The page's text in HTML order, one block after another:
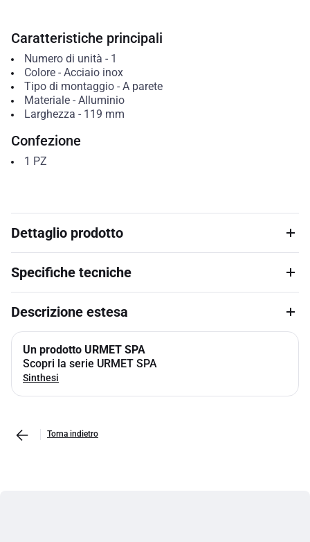
Caratteristiche principali
Numero di unità - 1
Colore- Acciaio inox
Tipo di montaggio- A parete
Materiale- Alluminio
Larghezza - 119 mm
Confezione
1 PZ
Dettaglio prodotto
Specifiche tecniche
Descrizione estesa
Un prodotto URMET SPA
Scopri la serie URMET SPA
Sinthesi
Torna indietro